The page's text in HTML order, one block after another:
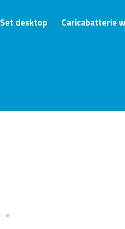
Set desktop Caricabatterie